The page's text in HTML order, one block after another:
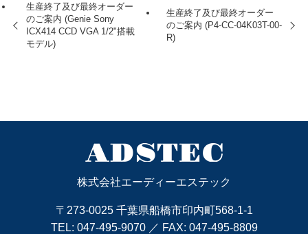
生産終了及び最終オーダー
のご案内 (Genie Sony
ICX414 CCD VGA 1/2"搭載
モデル)
生産終了及び最終オーダー
のご案内 (P4-CC-04K03T-00-
R)
株式会社エーディーエステック
〒273-0025 千葉県船橋市印内町568-1-1
TEL: 047-495-9070／ FAX: 047-495-8809